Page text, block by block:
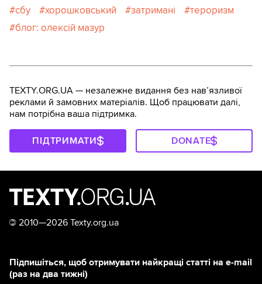
сбу
хорошковський затримані
тероризм
блог: олексій мазур
TEXTY.ORG.UA — незалежне видання без навʼязливої
реклами й замовних матеріалів. Щоб працювати далі,
нам потрібна ваша підтримка.
ПІДТРИМАТИ DONATE
© 2010—2026 Texty.org.ua
Підпишіться, щоб отримувати найкращі статті на e-mail
(раз на два тижні)